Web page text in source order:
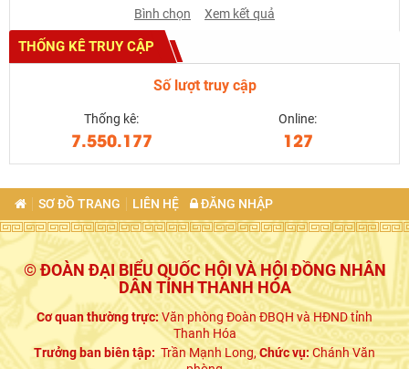
Bình chọn Xem kết quả
THỐNG KÊ TRUY CẬP
Số lượt truy cập
Thống kê:
7.550.177
Online:
127
SƠ ĐỒ TRANG LIÊN HỆ ĐĂNG NHẬP
© ĐOÀN ĐẠI BIỂU QUỐC HỘI VÀ HỘI ĐỒNG NHÂN
DÂN TỈNH THANH HÓA
Cơ quan thường trực:Văn phòng Đoàn ĐBQH và HĐND tỉnh
Thanh Hóa
Trưởng ban biên tập: Trần Mạnh Long,Chức vụ:Chánh Văn